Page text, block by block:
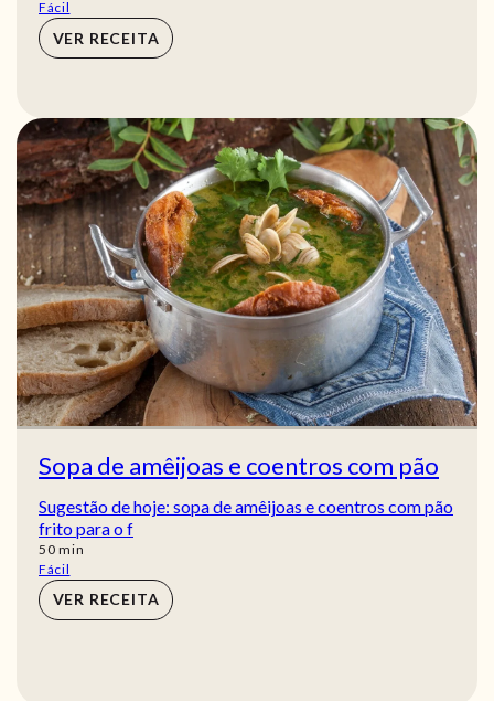
Fácil
VER RECEITA
Sopa de amêijoas e coentros com pão
Sugestão de hoje: sopa de amêijoas e coentros com pão
frito para o f
50min
min
Fácil
VER RECEITA